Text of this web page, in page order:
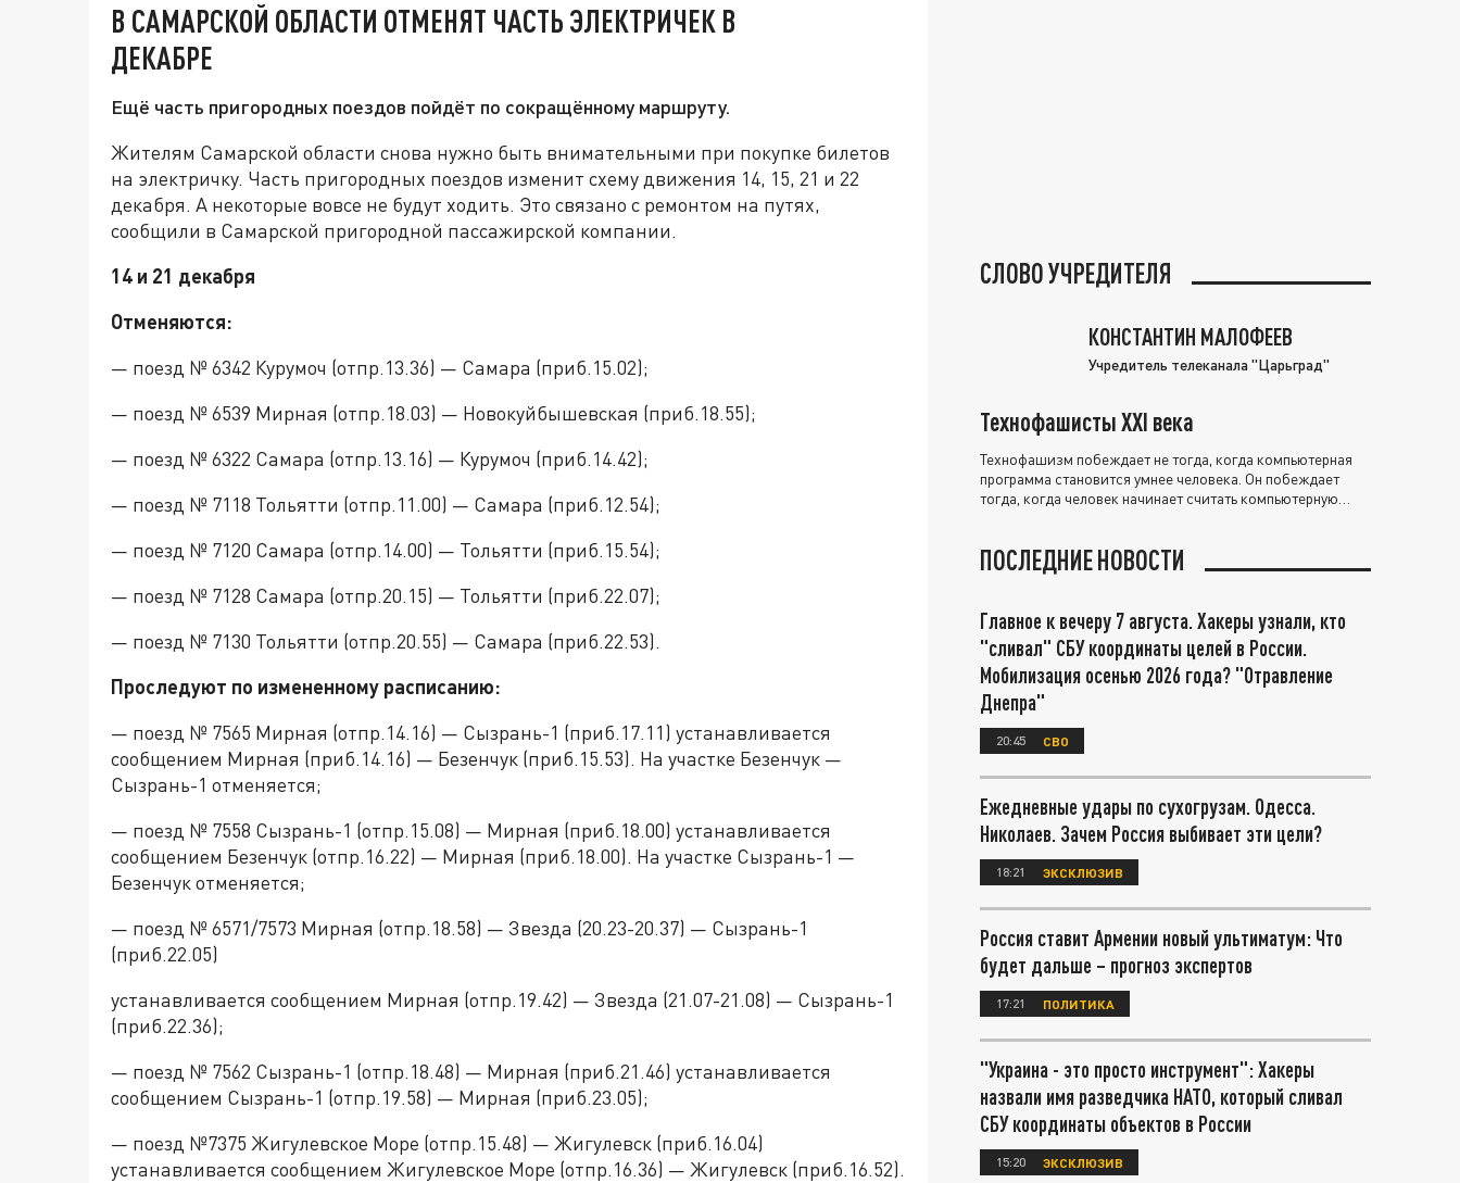
В САМАРСКОЙ ОБЛАСТИ ОТМЕНЯТ ЧАСТЬ ЭЛЕКТРИЧЕК В
ДЕКАБРЕ
Ещё часть пригородных поездов пойдёт по сокращённому маршруту.
Жителям Самарской области снова нужно быть внимательными при покупке билетов
на электричку. Часть пригородных поездов изменит схему движения 14, 15, 21 и 22
декабря. А некоторые вовсе не будут ходить. Это связано с ремонтом на путях,
сообщили в Самарской пригородной пассажирской компании.
14 и 21 декабря
Отменяются:
— поезд № 6342 Курумоч (отпр.13.36) — Самара (приб.15.02);
— поезд № 6539 Мирная (отпр.18.03) — Новокуйбышевская (приб.18.55);
— поезд № 6322 Самара (отпр.13.16) — Курумоч (приб.14.42);
— поезд № 7118 Тольятти (отпр.11.00) — Самара (приб.12.54);
— поезд № 7120 Самара (отпр.14.00) — Тольятти (приб.15.54);
— поезд № 7128 Самара (отпр.20.15) — Тольятти (приб.22.07);
— поезд № 7130 Тольятти (отпр.20.55) — Самара (приб.22.53).
Проследуют по измененному расписанию:
— поезд № 7565 Мирная (отпр.14.16) — Сызрань-1 (приб.17.11) устанавливается
сообщением Мирная (приб.14.16) — Безенчук (приб.15.53). На участке Безенчук —
Сызрань-1 отменяется;
— поезд № 7558 Сызрань-1 (отпр.15.08) — Мирная (приб.18.00) устанавливается
сообщением Безенчук (отпр.16.22) — Мирная (приб.18.00). На участке Сызрань-1 —
Безенчук отменяется;
— поезд № 6571/7573 Мирная (отпр.18.58) — Звезда (20.23-20.37) — Сызрань-1
(приб.22.05)
устанавливается сообщением Мирная (отпр.19.42) — Звезда (21.07-21.08) — Сызрань-1
(приб.22.36);
— поезд № 7562 Сызрань-1 (отпр.18.48) — Мирная (приб.21.46) устанавливается
сообщением Сызрань-1 (отпр.19.58) — Мирная (приб.23.05);
— поезд №7375 Жигулевское Море (отпр.15.48) — Жигулевск (приб.16.04)
устанавливается сообщением Жигулевское Море (отпр.16.36) — Жигулевск (приб.16.52).
СЛОВО УЧРЕДИТЕЛЯ
КОНСТАНТИН МАЛОФЕЕВ
Учредитель телеканала "Царьград"
Технофашисты XXI века
Технофашизм побеждает не тогда, когда компьютерная
программа становится умнее человека. Он побеждает
тогда, когда человек начинает считать компьютерную
ПОСЛЕДНИЕ НОВОСТИ
Главное к вечеру 7 августа. Хакеры узнали, кто
"сливал" СБУ координаты целей в России.
Мобилизация осенью 2026 года? "Отравление
Днепра"
20:45 СВО
Ежедневные удары по сухогрузам. Одесса.
Николаев. Зачем Россия выбивает эти цели?
18:21 ЭКСКЛЮЗИВ
Россия ставит Армении новый ультиматум: Что
будет дальше – прогноз экспертов
17:21 ПОЛИТИКА
"Украина - это просто инструмент": Хакеры
назвали имя разведчика НАТО, который сливал
СБУ координаты объектов в России
15:20 ЭКСКЛЮЗИВ